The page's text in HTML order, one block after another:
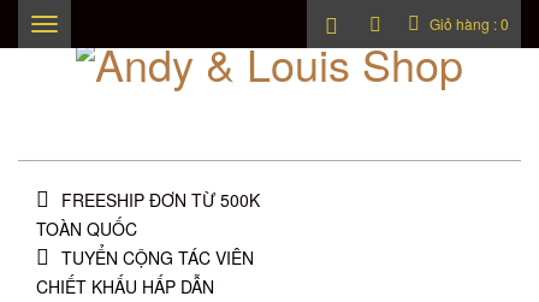
Toggle
navigation
Giỏ hàng :0
FREESHIP ĐƠN TỪ 500K
TOÀN QUỐC
TUYỂN CỘNG TÁC VIÊN
CHIẾT KHẤU HẤP DẪN